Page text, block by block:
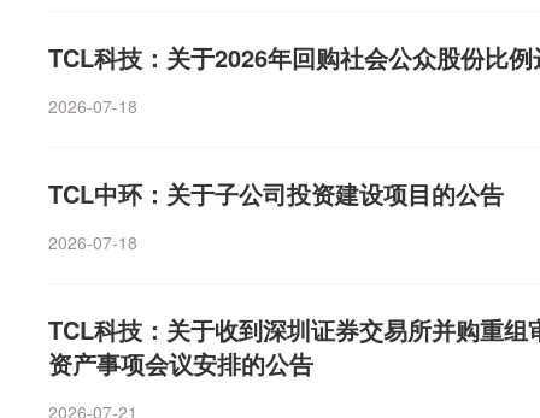
健，预计实现收入超过30亿元，产品出货量同比增长
步推进。（e公司）
TCL科技：关于2026年回购社会公众股份比
2026-07-18
TCL中环：关于子公司投资建设项目的公告
2026-07-18
TCL科技：关于收到深圳证券交易所并购重
资产事项会议安排的公告
2026-07-21